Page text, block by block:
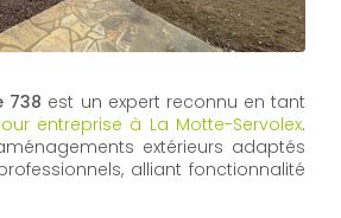
738 est un expert reconnu en tant
entreprise à La Motte-Servolex.
extérieurs adaptés
alliant fonctionnalité